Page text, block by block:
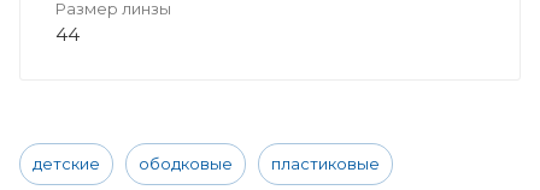
Размер линзы
44
детские ободковые пластиковые